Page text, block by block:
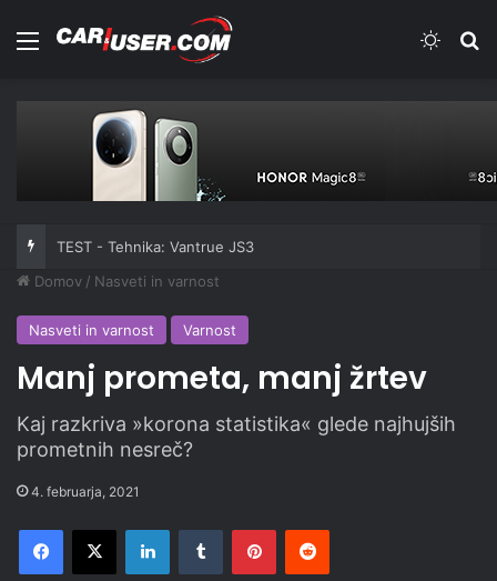
Meni
TEST - Tehnika: Vantrue JS3
Domov / Nasveti in varnost
Nasveti in varnost Varnost
Manj prometa, manj žrtev
Kaj razkriva »korona statistika« glede najhujših
prometnih nesreč?
4. februarja, 2021
Facebook
X LinkedInTumblr PinterestReddit